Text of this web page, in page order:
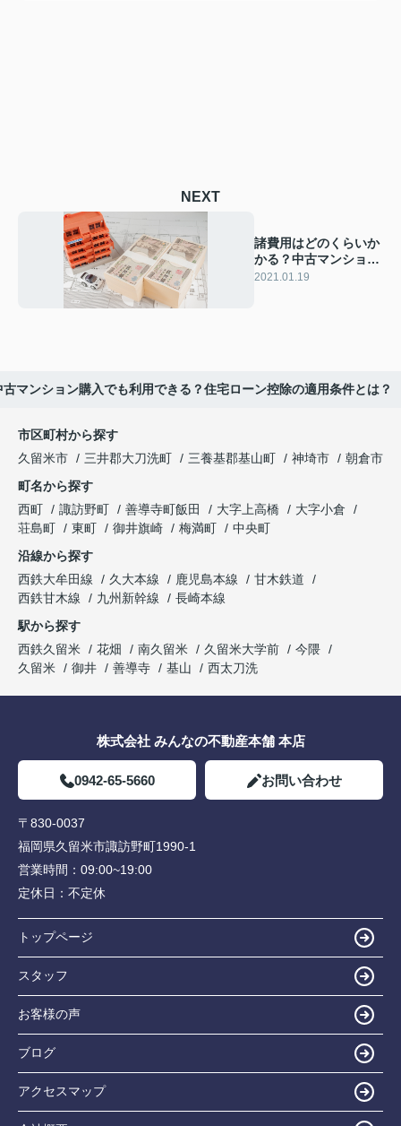
NEXT
諸費用はどのくらいか
かる？中古マンション
の購入費用
2021.01.19
古マンション購入でも利用できる？住宅ローン控除の適用条件とは？
市区町村から探す
久留米市
三井郡大刀洗町 三養基郡基山町 神埼市
朝倉市
町名から探す
西町
諏訪野町 善導寺町飯田 大字上高橋
大字小倉
荘島町
東町 御井旗崎 梅満町
中央町
沿線から探す
西鉄大牟田線
久大本線 鹿児島本線
甘木鉄道
西鉄甘木線
九州新幹線
長崎本線
駅から探す
西鉄久留米
花畑 南久留米 久留米大学前
今隈
久留米
御井 善導寺 基山 西太刀洗
株式会社 みんなの不動産本舗 本店
0942-65-5660 お問い合わせ
〒830-0037
福岡県久留米市諏訪野町1990-1
営業時間： 09:00~19:00
定休日： 不定休
トップページ
スタッフ
お客様の声
ブログ
アクセスマップ